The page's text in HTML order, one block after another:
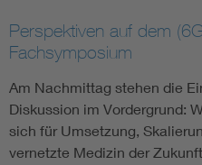
Perspektiven auf dem
Fachsymposium
Am Nachmittag stehen die
Diskussion im Vordergrund:
sich für Umsetzung,
vernetzte Medizin der